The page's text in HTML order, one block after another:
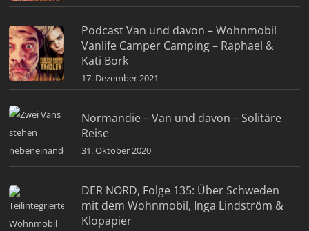
Podcast Van und davon – Wohnmobil
Vanlife Camper Camping – Raphael &
Kati Bork
17. Dezember 2021
Normandie – Van und davon – Solitäre
Reise
31. Oktober 2020
DER NORD, Folge 135: Über Schweden
mit dem Wohnmobil, Inga Lindström &
Klopapier